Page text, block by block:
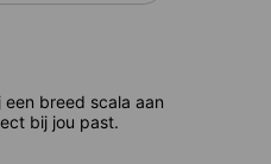
breed scala aan
bij jou past.